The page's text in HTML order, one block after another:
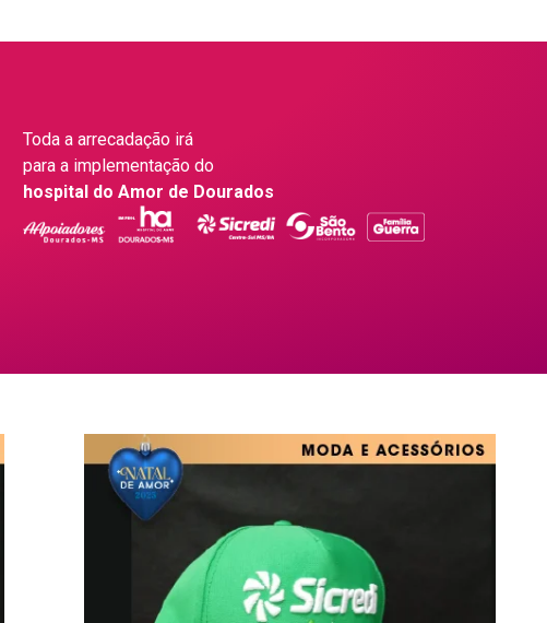
Toda a arrecadação irá
para a implementação do
hospital do Amor de Dourados